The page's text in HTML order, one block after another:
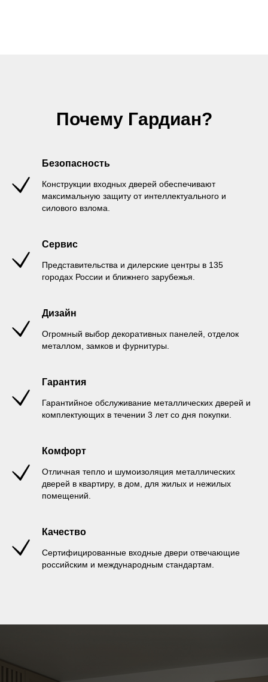
Почему Гардиан?
Безопасность
Конструкции входных дверей обеспечивают
максимальную защиту от интеллектуального и
силового взлома.
Сервис
Представительства и дилерские центры в 135
городах России и ближнего зарубежья.
Дизайн
Огромный выбор декоративных панелей, отделок
металлом, замков и фурнитуры.
Гарантия
Гарантийное обслуживание металлических дверей и
комплектующих в течении 3 лет со дня покупки.
Комфорт
Отличная тепло и шумоизоляция металлических
дверей в квартиру, в дом, для жилых и нежилых
помещений.
Качество
Сертифицированные входные двери отвечающие
российским и международным стандартам.